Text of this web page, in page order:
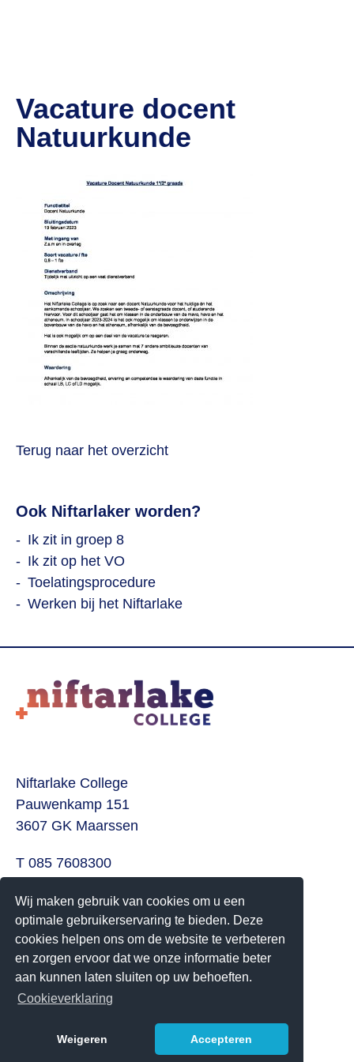
Wij maken gebruik van cookies om u een
optimale gebruikerservaring te bieden. Deze
cookies helpen ons om de website te verbeteren
en zorgen ervoor dat we onze informatie beter
aan kunnen laten sluiten op uw behoeften.
Cookieverklaring
Weigeren Accepteren
Vacature docent
Natuurkunde
Terug naar het overzicht
Ook Niftarlaker worden?
Ik zit in groep 8
Ik zit op het VO
Toelatingsprocedure
Werken bij het Niftarlake
Niftarlake College
Pauwenkamp 151
3607 GK Maarssen
T 085 7608300
Volg ons ook op:
Twitter
Youtube
Het Niftarlake College heeft het predicaat Technasium